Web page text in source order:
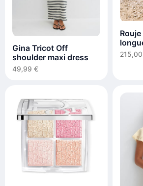
Gina Tricot Off
shoulder maxi dress
49,99 €
Rouje
corset